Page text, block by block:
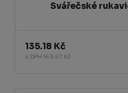
Svářečské
135.18 Kč
s DPH 163.57 Kč